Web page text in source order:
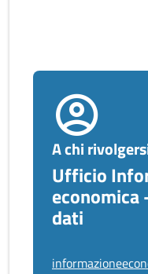
A chi
Ufficio
economica
dati